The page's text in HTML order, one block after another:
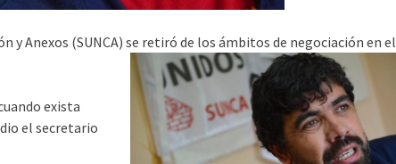
y Anexos (SUNCA) se retiró de los ámbitos de negociación en el
exista
el secretario